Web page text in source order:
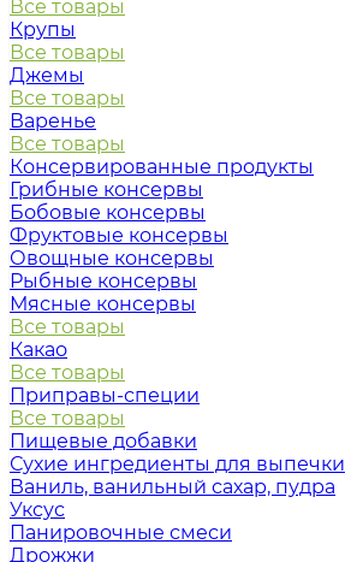
Все товары
Крупы
Все товары
Джемы
Все товары
Варенье
Все товары
Консервированные продукты
Грибные консервы
Бобовые консервы
Фруктовые консервы
Овощные консервы
Рыбные консервы
Мясные консервы
Все товары
Какао
Все товары
Приправы-специи
Все товары
Пищевые добавки
Сухие ингредиенты для выпечки
Ваниль, ванильный сахар, пудра
Уксус
Панировочные смеси
Дрожжи